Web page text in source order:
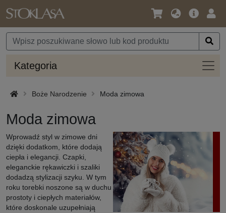
Język
Waluta
Oferta
Kategoria
Boże Narodzenie Moda zimowa
Moda zimowa
Wprowadź styl w zimowe dni
dzięki dodatkom, które dodają
ciepła i elegancji. Czapki,
eleganckie rękawiczki i szaliki
dodadzą stylizacji szyku. W tym
roku torebki noszone są w duchu
prostoty i ciepłych materiałów,
które doskonale uzupełniają